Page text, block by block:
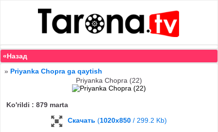
«Назад
» Priyanka Chopra ga qaytish
Priyanka Chopra (22)
Ko'rildi : 879 marta
Скачать (1020x850 / 299.2 Kb)